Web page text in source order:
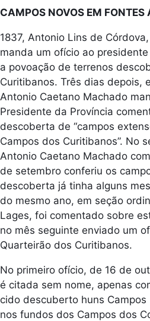
CAMPOS NOVOS EM
1837, Antonio Lins de
manda um ofício ao
a povoação de terrenos
Curitibanos. Três dias depois,
Antonio Caetano Machado
Presidente da Província
descoberta de “campos
Campos dos Curitibanos”. No
Antonio Caetano Machado
de setembro conferiu os
descoberta já tinha alguns
do mesmo ano, em seção
Lages, foi comentado sobre
no mês seguinte enviado um
Quarteirão dos Curitibanos.
No primeiro ofício, de 16 de
é citada sem nome, apenas
cido descuberto huns
nos fundos dos Campos dos